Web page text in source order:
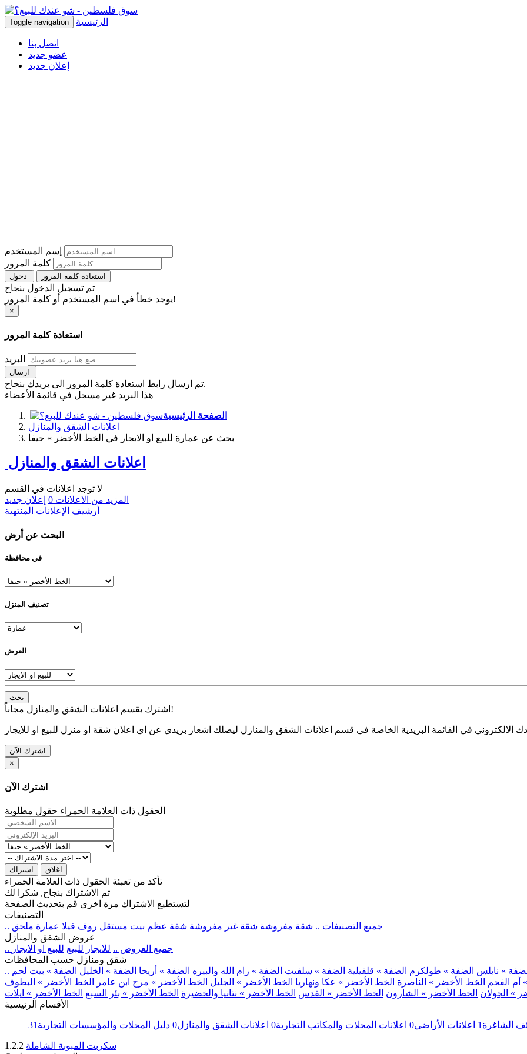
Toggle navigation الرئيسية
اتصل بنا
عضو جديد
إعلان جديد
إسم المستخدم
كلمة المرور
استعادة كلمة المرور
تم تسجيل الدخول بنجاح
يوجد خطأ في اسم المستخدم أو كلمة المرور!
×
استعادة كلمة المرور
البريد
تم ارسال رابط استعادة كلمة المرور الى بريدك بنجاح.
هذا البريد غير مسجل في قائمة الأعضاء
الصفحة الرئيسية
اعلانات الشقق والمنازل
بحث عن عمارة للبيع او الايجار في الخط الأخضر » حيفا
اعلانات الشقق والمنازل
لا توجد اعلانات في القسم
المزيد من الاعلانات 0 إعلان جديد
أرشيف الإعلانات المنتهية
البحث عن أرض
في محافظة
تصنيف المنزل
العرض
بحث
اشترك بقسم اعلانات الشقق والمنازل مجاناً!
الالكتروني في القائمة البريدية الخاصة في قسم اعلانات الشقق والمنازل ليصلك اشعار بريدي عن اي اعلان شقة او منزل للبيع او للايجار
اشترك الآن
×
اشترك الآن
الحقول ذات العلامة الحمراء حقول مطلوبة
اشتراك اغلاق
تأكد من تعبئة الحقول ذات العلامة الحمراء
تم الاشتراك بنجاح, شكرا لك
لتستطيع الاشتراك مرة اخرى قم بتحديث الصفحة
التصنيفات
.. جميع التصنيفات .. شقة مفروشة شقة غير مفروشة شقة عظم بيت مستقل روف فيلا عمارة ملحق
عروض الشقق والمنازل
.. جميع العروض .. للايجار للبيع للبيع او الايجار
شقق ومنازل حسب المحافظات
» نابلس الضفة » طولكرم الضفة » قلقيلية الضفة » سلفيت الضفة » رام الله والبيره الضفة » أريحا الضفة » الخليل الضفة » بيت لحم
أم الفحم الخط الأخضر » الناصرة الخط الأخضر » عكا ونهاريا الخط الأخضر » الجليل الخط الأخضر » مرج ابن عامر
الخط الأخضر » البطوف
» الجولان الخط الأخضر » الشارون الخط الأخضر » القدس الخط الأخضر » نتانيا والخضيرة الخط الأخضر » بئر السبع الخط الأخضر » ايلات
الأقسام الرئيسية
الشاغرة 1 اعلانات الأراضي0 اعلانات المحلات والمكاتب التجارية0 اعلانات الشقق والمنازل0 دليل المحلات والمؤسسات التجارية 31
سكربت المبوبة الشاملة